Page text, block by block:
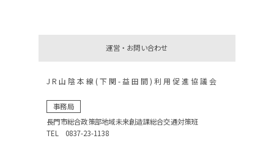
運営・お問い合わせ
JR山陰本線(下関-益田間)利用促進協議会
事務局
長門市総合政策部地域未来創造課総合交通対策班
TEL 0837-23-1138